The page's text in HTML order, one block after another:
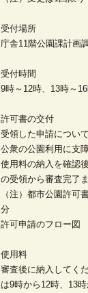
受付場所
庁舎11階公園課計画
受付時間
9時～12時、13時～
許可書の交付
受領した申請につい
公衆の公園利用に支
使用料の納入を確認
の受領から審査完了
（注）都市公園許可
分
許可申請のフロー図
使用料
審査後に納入してく
は9時から12時、13